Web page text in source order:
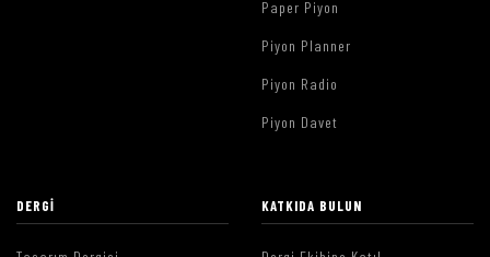
Paper Piyon
Piyon Planner
Piyon Radio
Piyon Davet
DERGI KATKIDA BULUN